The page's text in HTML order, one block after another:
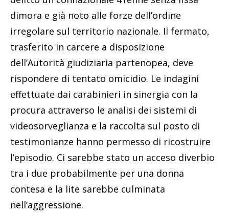
dimora e già noto alle forze dell’ordine
irregolare sul territorio nazionale. Il fermato,
trasferito in carcere a disposizione
dell’Autorità giudiziaria partenopea, deve
rispondere di tentato omicidio. Le indagini
effettuate dai carabinieri in sinergia con la
procura attraverso le analisi dei sistemi di
videosorveglianza e la raccolta sul posto di
testimonianze hanno permesso di ricostruire
l’episodio. Ci sarebbe stato un acceso diverbio
tra i due probabilmente per una donna
contesa e la lite sarebbe culminata
nell’aggressione.